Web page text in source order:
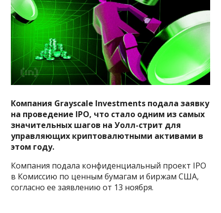
Компания Grayscale Investments подала заявку
на проведение IPO, что стало одним из самых
значительных шагов на Уолл-стрит для
управляющих криптовалютными активами в
этом году.
Компания подала конфиденциальный проект IPO
в Комиссию по ценным бумагам и биржам США,
согласно ее заявлению от 13 ноября.